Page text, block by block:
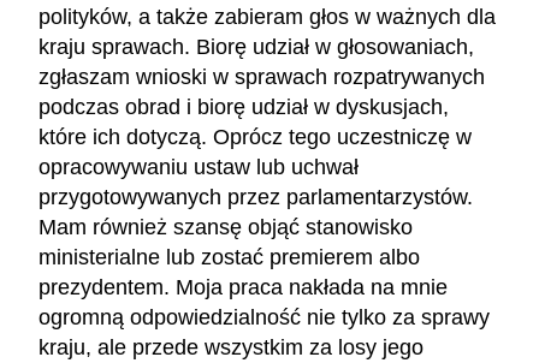
polityków, a także zabieram głos w ważnych dla
kraju sprawach. Biorę udział w głosowaniach,
zgłaszam wnioski w sprawach rozpatrywanych
podczas obrad i biorę udział w dyskusjach,
które ich dotyczą. Oprócz tego uczestniczę w
opracowywaniu ustaw lub uchwał
przygotowywanych przez parlamentarzystów.
Mam również szansę objąć stanowisko
ministerialne lub zostać premierem albo
prezydentem. Moja praca nakłada na mnie
ogromną odpowiedzialność nie tylko za sprawy
kraju, ale przede wszystkim za losy jego